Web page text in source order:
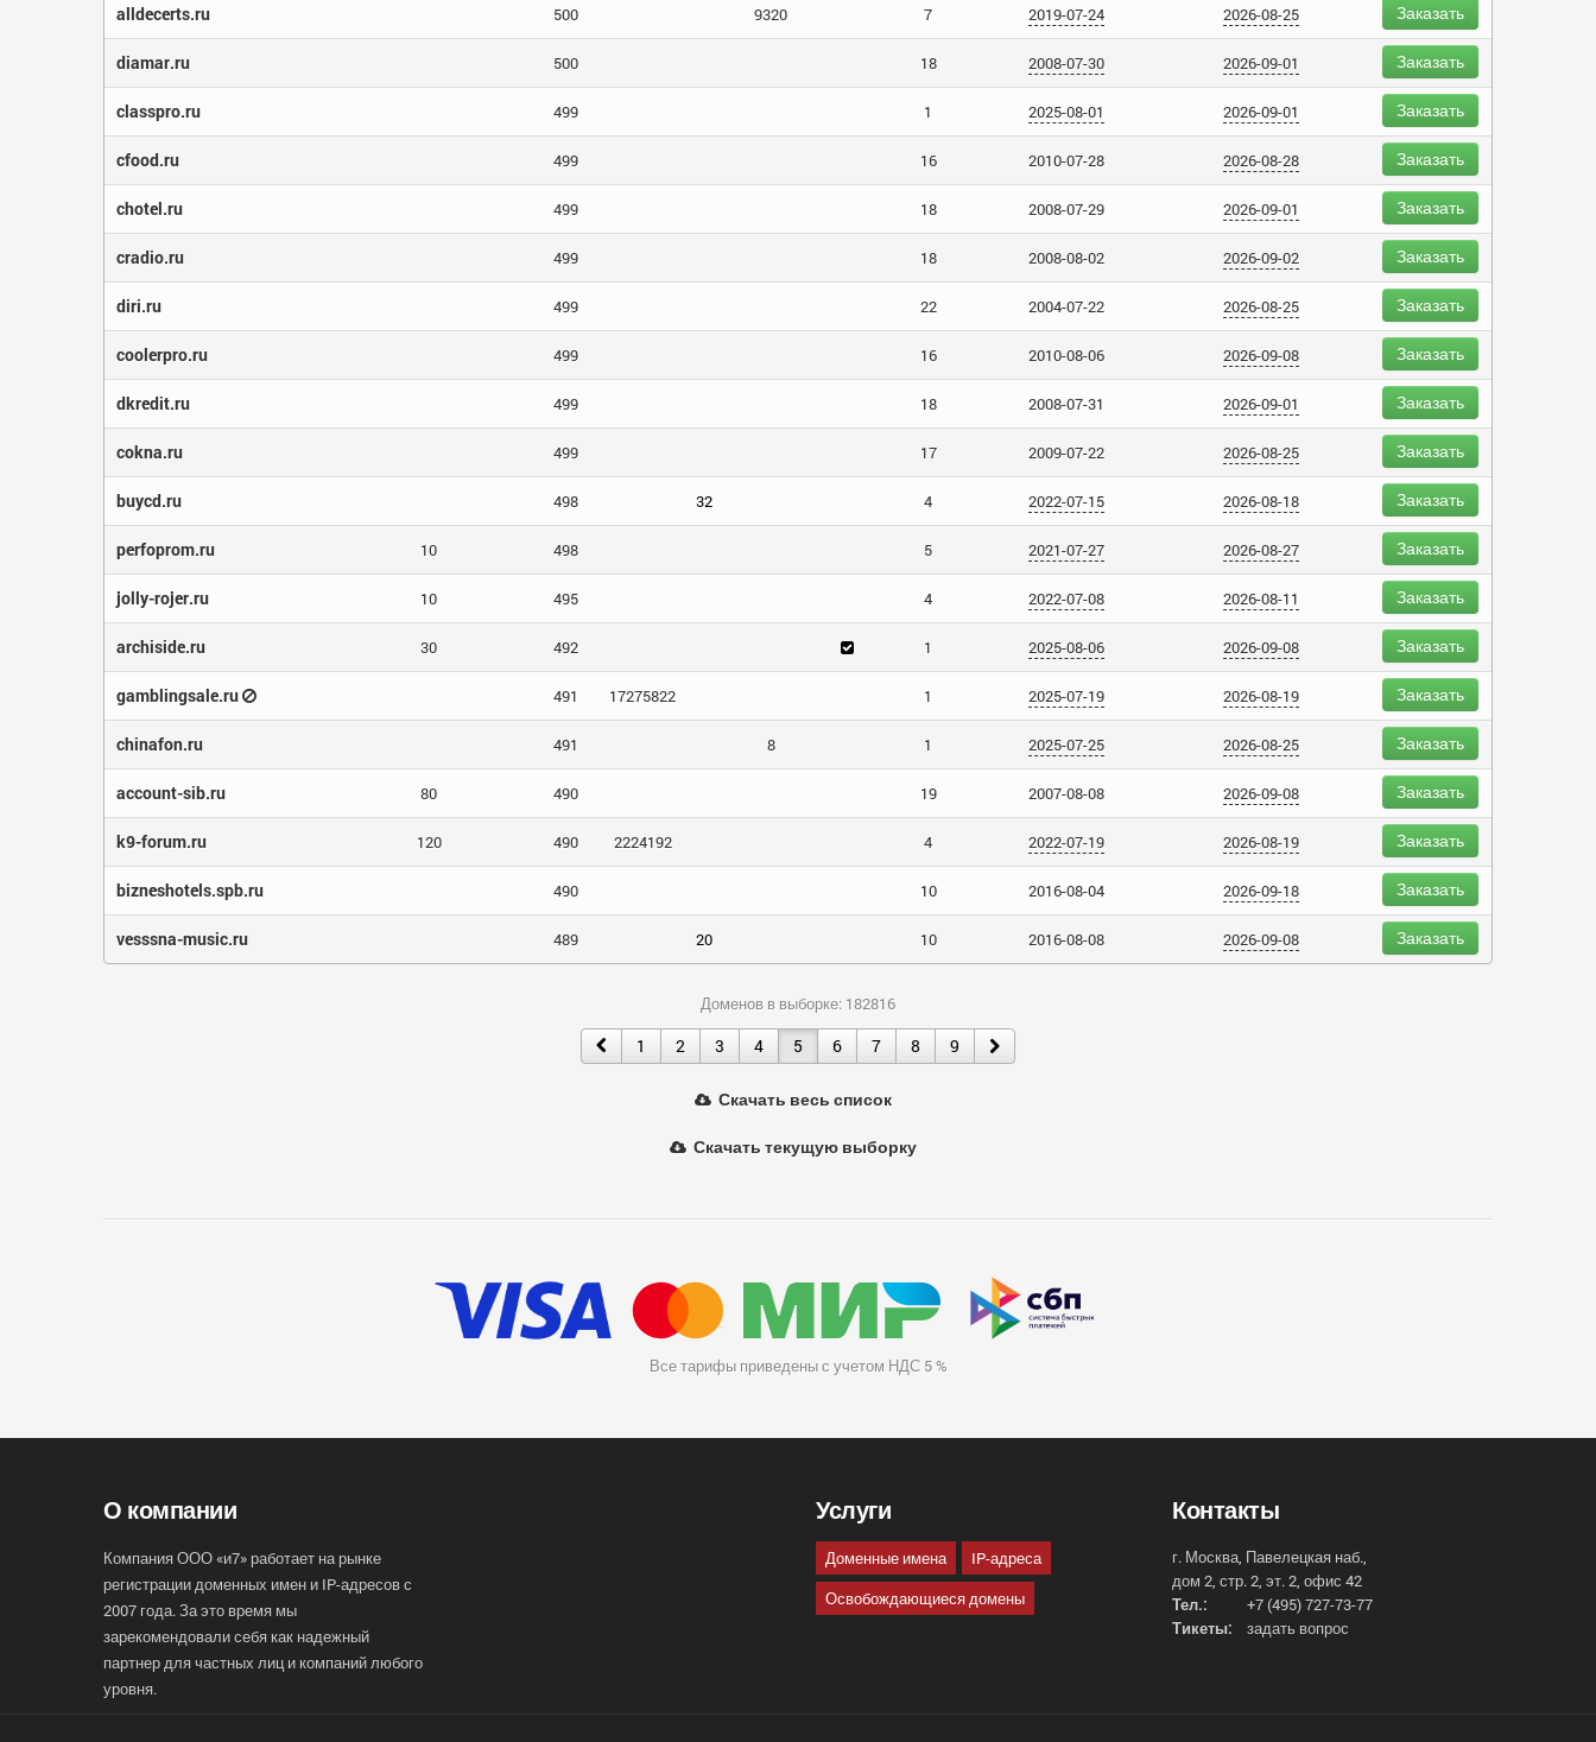
alldecerts.ru 500 9320 7 2019-07-24 2026-08-25 Заказать
diamar.ru 500 18 2008-07-30 2026-09-01 Заказать
classpro.ru 499 1 2025-08-01 2026-09-01 Заказать
cfood.ru 499 16 2010-07-28 2026-08-28 Заказать
chotel.ru 499 18 2008-07-29 2026-09-01 Заказать
cradio.ru 499 18 2008-08-02 2026-09-02 Заказать
diri.ru 499 22 2004-07-22 2026-08-25 Заказать
coolerpro.ru 499 16 2010-08-06 2026-09-08 Заказать
dkredit.ru 499 18 2008-07-31 2026-09-01 Заказать
cokna.ru 499 17 2009-07-22 2026-08-25 Заказать
buycd.ru 498 32 4 2022-07-15 2026-08-18 Заказать
perfoprom.ru 10 498 5 2021-07-27 2026-08-27 Заказать
jolly-rojer.ru 10 495 4 2022-07-08 2026-08-11 Заказать
archiside.ru 30 492 1 2025-08-06 2026-09-08 Заказать
gamblingsale.ru 491 17275822 1 2025-07-19 2026-08-19 Заказать
chinafon.ru 491 8 1 2025-07-25 2026-08-25 Заказать
account-sib.ru 80 490 19 2007-08-08 2026-09-08 Заказать
k9-forum.ru 120 490 2224192 4 2022-07-19 2026-08-19 Заказать
bizneshotels.spb.ru 490 10 2016-08-04 2026-09-18 Заказать
vesssna-music.ru 489 20 10 2016-08-08 2026-09-08 Заказать
Доменов в выборке: 182816
1 2 3 4 5 6 7 8 9
Скачать весь список
Скачать текущую выборку
Все тарифы приведены с учетом НДС 5 %
О компании
Компания ООО «и7» работает на рынке
регистрации доменных имен и IP-адресов с
2007 года. За это время мы
зарекомендовали себя как надежный
партнер для частных лиц и компаний любого
уровня.
Услуги
Доменные имена
IP-адреса
Освобождающиеся домены
Контакты
г. Москва, Павелецкая наб.,
дом 2, стр. 2, эт. 2, офис 42
Тел.:
+7 (495) 727-73-77
Тикеты:
задать вопрос